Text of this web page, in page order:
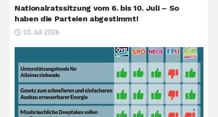
Nationalratssitzung vom 6. bis 10. Juli – So
haben die Parteien abgestimmt!
10. Juli 2026